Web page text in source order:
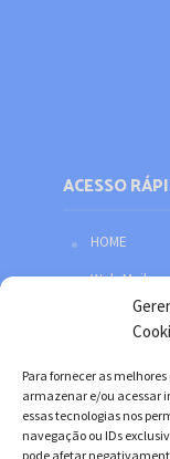
Para fornecer as
armazenar e/ou acessar
essas tecnologias nos
navegação ou IDs
pode afetar
ACESSO
HOME
Web Mail
Política de
Twitter